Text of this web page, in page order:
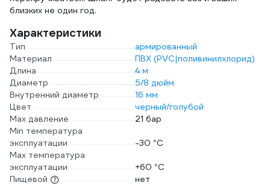
близких не один год.
Характеристики
Тип
армированный
Материал
ПВХ (PVC|поливинилхлорид)
Длина
4 м
Диаметр
5/8 дюйм
Внутренний диаметр
16 мм
Цвет
черный/голубой
Max давление
21 бар
Min температура
эксплуатации
-30 °С
Мах температура
эксплуатации
+60 °С
Пищевой
нет